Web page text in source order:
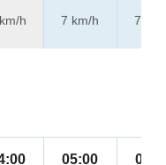
h
7 km/h
7 km/h
05:00 06:00